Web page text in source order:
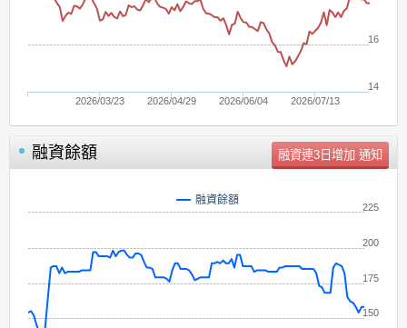
2026/03/23 2026/04/29 2026/06/04 2026/07/13
14
16
融資餘額 單位：張
融資餘額
150
175
200
225